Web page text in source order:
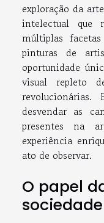
exploração da
intelectual que
múltiplas
pinturas de
oportunidade
visual repleto
desvendar as
presentes na
experiência
ato de observar.
O papel